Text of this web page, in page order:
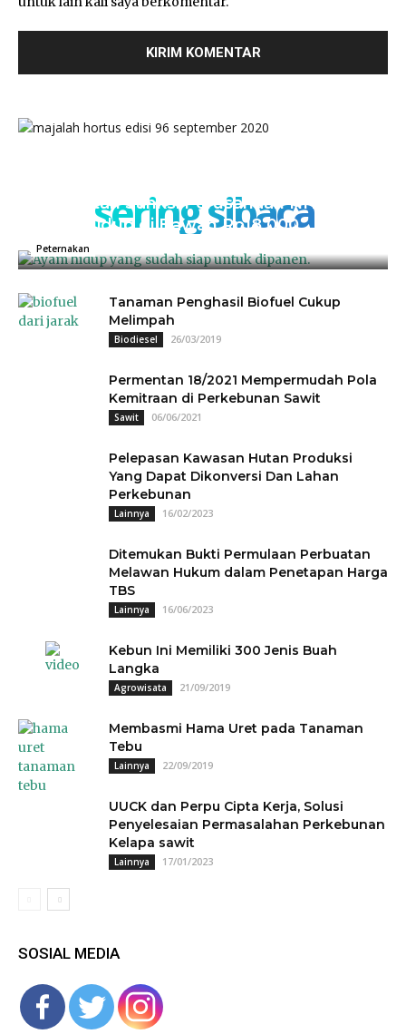
sering sibaca
Kementan Sanksi Perusahaan NH, Jual
Ayam Hidup di Bawah Rp18.000
Peternakan
Tanaman Penghasil Biofuel Cukup
Melimpah
Biodiesel 26/03/2019
Permentan 18/2021 Mempermudah Pola
Kemitraan di Perkebunan Sawit
Sawit 06/06/2021
Pelepasan Kawasan Hutan Produksi
Yang Dapat Dikonversi Dan Lahan
Perkebunan
Lainnya 16/02/2023
Ditemukan Bukti Permulaan Perbuatan
Melawan Hukum dalam Penetapan Harga
TBS
Lainnya 16/06/2023
Kebun Ini Memiliki 300 Jenis Buah
Langka
Agrowisata 21/09/2019
Membasmi Hama Uret pada Tanaman
Tebu
Lainnya 22/09/2019
UUCK dan Perpu Cipta Kerja, Solusi
Penyelesaian Permasalahan Perkebunan
Kelapa sawit
Lainnya 17/01/2023
SOSIAL MEDIA